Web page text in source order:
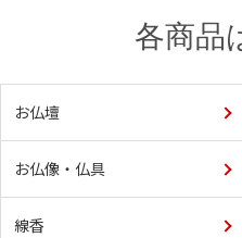
各商品
お仏壇
お仏像・仏具
線香